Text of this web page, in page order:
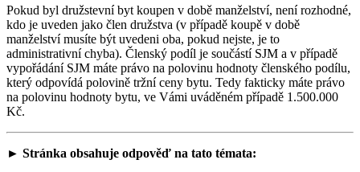
Pokud byl družstevní byt koupen v době manželství, není rozhodné,
kdo je uveden jako člen družstva (v případě koupě v době
manželství musíte být uvedeni oba, pokud nejste, je to
administrativní chyba). Členský podíl je součástí SJM a v případě
vypořádání SJM máte právo na polovinu hodnoty členského podílu,
který odpovídá polovině tržní ceny bytu. Tedy fakticky máte právo
na polovinu hodnoty bytu, ve Vámi uváděném případě 1.500.000
Kč.
► Stránka obsahuje odpověď na tato témata: